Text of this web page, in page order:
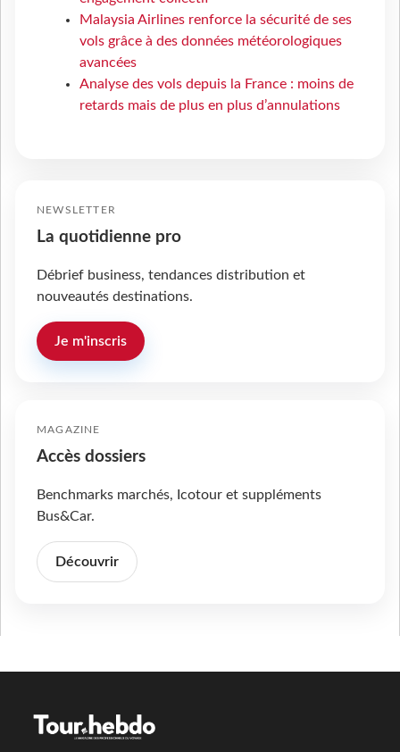
Malaysia Airlines renforce la sécurité de ses
vols grâce à des données météorologiques
avancées
Analyse des vols depuis la France : moins de
retards mais de plus en plus d’annulations
NEWSLETTER
La quotidienne pro
Débrief business, tendances distribution et
nouveautés destinations.
Je m'inscris
MAGAZINE
Accès dossiers
Benchmarks marchés, Icotour et suppléments
Bus&Car.
Découvrir